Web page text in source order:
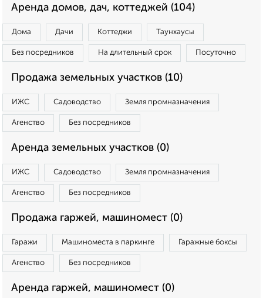
Аренда домов, дач, коттеджей (104)
Дома Дачи Коттеджи Таунхаусы
Без посредников На длительный срок Посуточно
Продажа земельных участков (10)
ИЖС Садоводство Земля промназначения
Агенство Без посредников
Аренда земельных участков (0)
ИЖС Садоводство Земля промназначения
Агенство Без посредников
Продажа гаржей, машиномест (0)
Гаражи Машиноместа в паркинге Гаражные боксы
Агенство Без посредников
Аренда гаржей, машиномест (0)